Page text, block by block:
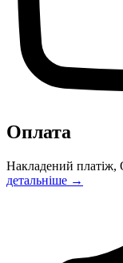
Оплата
Накладений платіж,
детальніше →